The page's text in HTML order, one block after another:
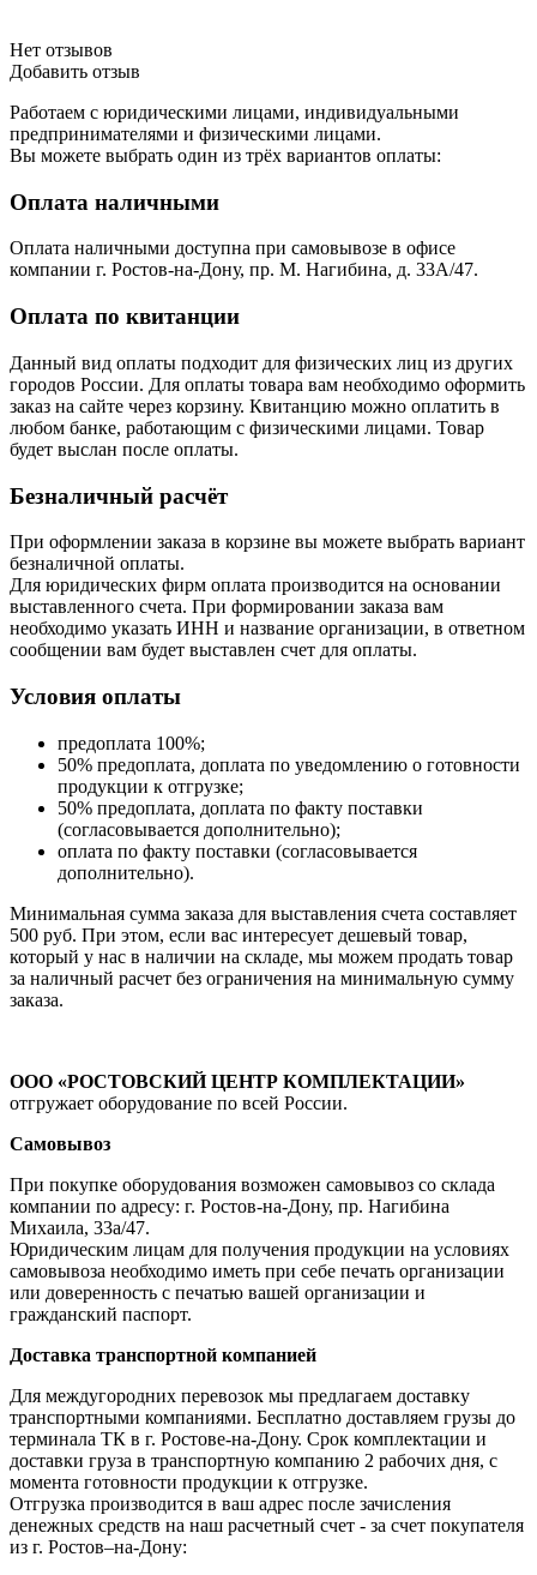
Нет отзывов
Добавить отзыв
Работаем с юридическими лицами, индивидуальными
предпринимателями и физическими лицами.
Вы можете выбрать один из трёх вариантов оплаты:
Оплата наличными
Оплата наличными доступна при самовывозе в офисе
компании г. Ростов-на-Дону, пр. М. Нагибина, д. 33А/47.
Оплата по квитанции
Данный вид оплаты подходит для физических лиц из других
городов России. Для оплаты товара вам необходимо оформить
заказ на сайте через корзину. Квитанцию можно оплатить в
любом банке, работающим с физическими лицами. Товар
будет выслан после оплаты.
Безналичный расчёт
При оформлении заказа в корзине вы можете выбрать вариант
безналичной оплаты.
Для юридических фирм оплата производится на основании
выставленного счета. При формировании заказа вам
необходимо указать ИНН и название организации, в ответном
сообщении вам будет выставлен счет для оплаты.
Условия оплаты
предоплата 100%;
50% предоплата, доплата по уведомлению о готовности
продукции к отгрузке;
50% предоплата, доплата по факту поставки
(согласовывается дополнительно);
оплата по факту поставки (согласовывается
дополнительно).
Минимальная сумма заказа для выставления счета составляет
500 руб. При этом, если вас интересует дешевый товар,
который у нас в наличии на складе, мы можем продать товар
за наличный расчет без ограничения на минимальную сумму
заказа.
ООО «РОСТОВСКИЙ ЦЕНТР КОМПЛЕКТАЦИИ»
отгружает оборудование по всей России.
Самовывоз
При покупке оборудования возможен самовывоз со склада
компании по адресу: г. Ростов-на-Дону, пр. Нагибина
Михаила, 33а/47.
Юридическим лицам для получения продукции на условиях
самовывоза необходимо иметь при себе печать организации
или доверенность с печатью вашей организации и
гражданский паспорт.
Доставка транспортной компанией
Для междугородних перевозок мы предлагаем доставку
транспортными компаниями. Бесплатно доставляем грузы до
терминала ТК в г. Ростове-на-Дону. Срок комплектации и
доставки груза в транспортную компанию 2 рабочих дня, с
момента готовности продукции к отгрузке.
Отгрузка производится в ваш адрес после зачисления
денежных средств на наш расчетный счет - за счет покупателя
из г. Ростов–на-Дону: